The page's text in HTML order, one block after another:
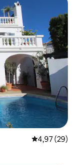
4,97 de uma
4,97 (29)